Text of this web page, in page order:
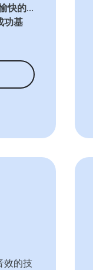
快的...
功基
效的技